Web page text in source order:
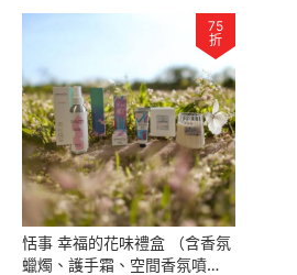
75
折
恬事 幸福的花味禮盒 （含香氛
蠟燭、護手霜、空間香氛噴